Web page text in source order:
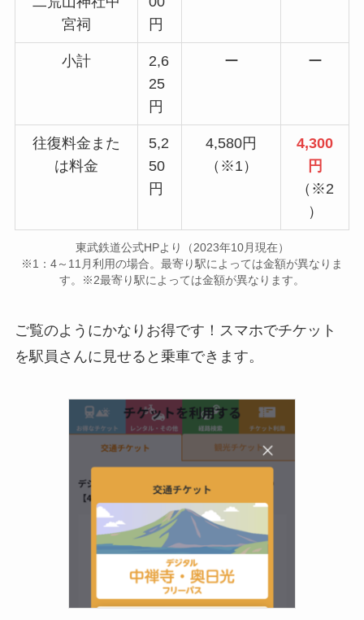
宮祠
円
小計
2,6
25
円
ー ー
往復料金また
は料金
5,2
50
円
4,580円
（※1）
4,300
円
（※2
）
東武鉄道公式HPより（2023年10月現在）
※1：4～11月利用の場合。最寄り駅によっては金額が異なりま
す。※2最寄り駅によっては金額が異なります。
ご覧のようにかなりお得です！スマホでチケット
を駅員さんに見せると乗車できます。